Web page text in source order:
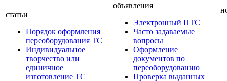
статьи
Порядок оформления
переоборудования ТС
Индивидуальное
творчество или
единичное
изготовление ТС
объявления
Электронный ПТС
Часто задаваемые
вопросы
Оформление
документов по
переоборудованию
Проверка выданных